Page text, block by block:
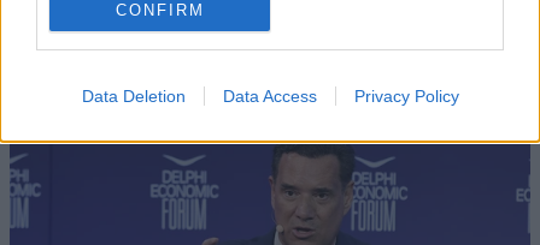
CONFIRM
Data Deletion Data Access Privacy Policy
Δημοκρατία» με αιχμές για «απολυταρχικό
προσωποπαγές διευθυντήριο Καρυστιανού –